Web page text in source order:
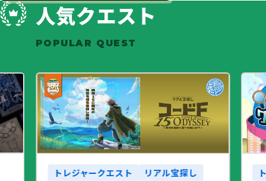
人気クエスト
POPULAR QUEST
トレジャークエスト リアル宝探し